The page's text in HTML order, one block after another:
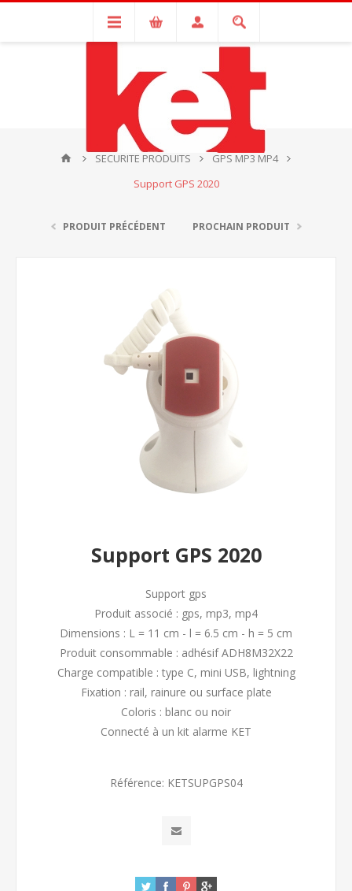
SECURITE PRODUITS
GPS MP3 MP4
Support GPS 2020
PRODUIT PRÉCÉDENT PROCHAIN PRODUIT
Support GPS 2020
Support gps
Produit associé : gps, mp3, mp4
Dimensions : L = 11 cm - l = 6.5 cm - h = 5 cm
Produit consommable : adhésif ADH8M32X22
Charge compatible : type C, mini USB, lightning
Fixation : rail, rainure ou surface plate
Coloris : blanc ou noir
Connecté à un kit alarme KET
Référence: KETSUPGPS04